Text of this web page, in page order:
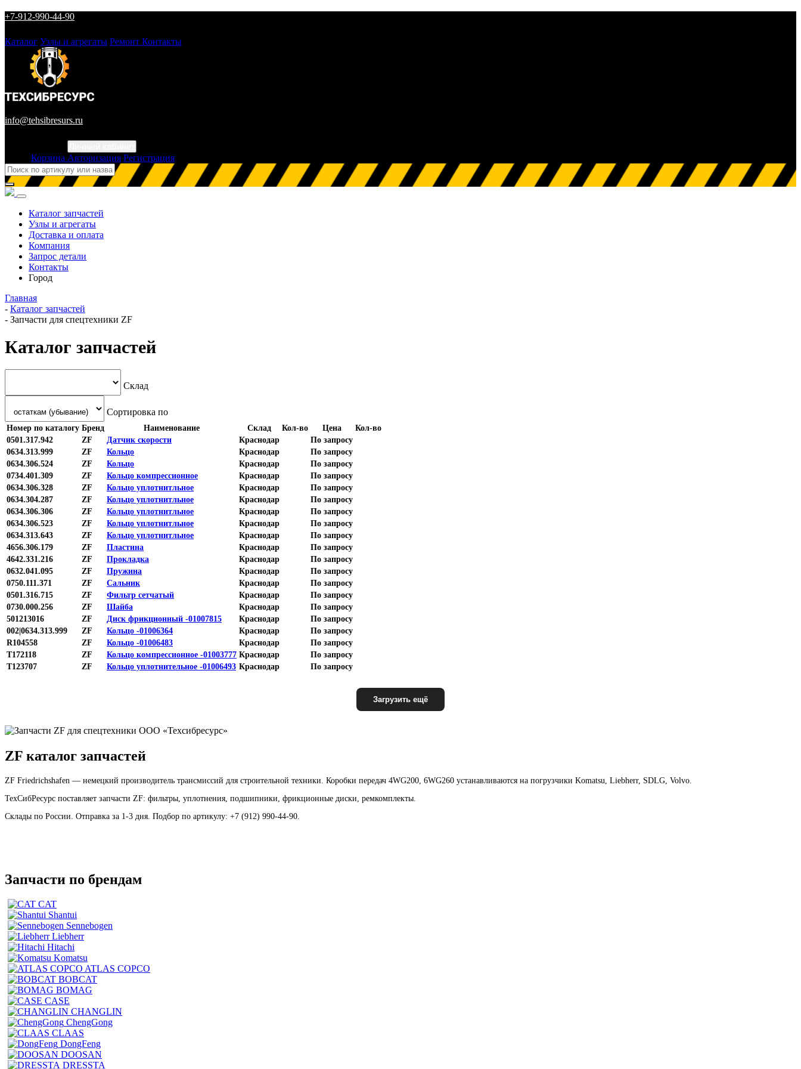
+7-912-990-44-90
Каталог Узлы и агрегаты Ремонт Контакты
info@tehsibresurs.ru
Корзина Авторизация Регистрация
Каталог запчастей
Узлы и агрегаты
Доставка и оплата
Компания
Запрос детали
Контакты
Город
Главная
- Каталог запчастей
- Запчасти для спецтехники ZF
Каталог запчастей
Склад
Сортировка по
Номер по каталогу Бренд Наименование Склад Кол-во Цена
Кол-во
0501.317.942
ZF Датчик скорости Краснодар
По запросу
0634.313.999
ZF Кольцо Краснодар
По запросу
0634.306.524
ZF Кольцо Краснодар
По запросу
0734.401.309
ZF Кольцо компрессионное Краснодар
По запросу
0634.306.328
ZF Кольцо уплотнитльное Краснодар
По запросу
0634.304.287
ZF Кольцо уплотнитльное Краснодар
По запросу
0634.306.306
ZF Кольцо уплотнитльное Краснодар
По запросу
0634.306.523
ZF Кольцо уплотнитльное Краснодар
По запросу
0634.313.643
ZF Кольцо уплотнитльное Краснодар
По запросу
4656.306.179
ZF Пластина Краснодар
По запросу
4642.331.216
ZF Прокладка Краснодар
По запросу
0632.041.095
ZF Пружина Краснодар
По запросу
0750.111.371
ZF Сальник Краснодар
По запросу
0501.316.715
ZF Фильтр сетчатый Краснодар
По запросу
0730.000.256
ZF Шайба Краснодар
По запросу
501213016
ZF Диск фрикционный -01007815 Краснодар
По запросу
002|0634.313.999
ZF Кольцо -01006364 Краснодар
По запросу
R104558
ZF Кольцо -01006483 Краснодар
По запросу
T172118
ZF Кольцо компрессионное -01003777 Краснодар
По запросу
T123707
ZF Кольцо уплотнительное -01006493 Краснодар По запросу
Загрузить ещё
ZF каталог запчастей
ZF Friedrichshafen — немецкий производитель трансмиссий для строительной техники. Коробки передач 4WG200, 6WG260 устанавливаются на погрузчики Komatsu, Liebherr, SDLG, Volvo.
ТехСибРесурс поставляет запчасти ZF: фильтры, уплотнения, подшипники, фрикционные диски, ремкомплекты.
Склады по России. Отправка за 1-3 дня. Подбор по артикулу: +7 (912) 990-44-90.
Запчасти по брендам
CAT
Shantui
Sennebogen
Liebherr
Hitachi
Komatsu
ATLAS COPCO
BOBCAT
BOMAG
CASE
CHANGLIN
ChengGong
CLAAS
DongFeng
DOOSAN
DRESSTA